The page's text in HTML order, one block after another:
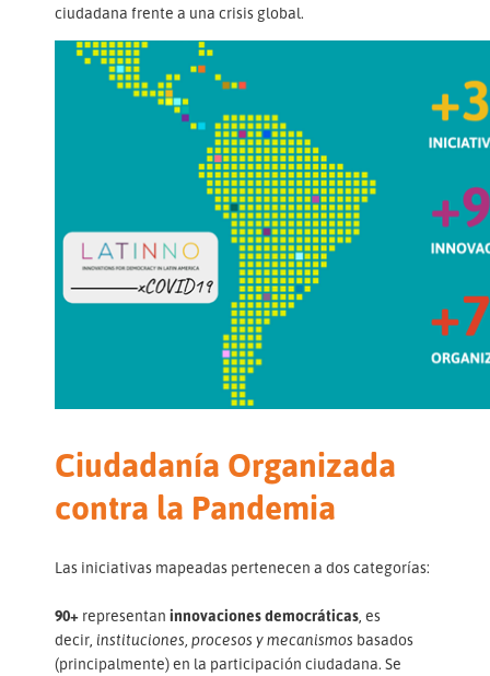
ciudadana frente a una crisis global.
Ciudadanía Organizada
contra la Pandemia
Las iniciativas mapeadas pertenecen a dos categorías:
90+ representan innovaciones democráticas , es
decir, instituciones, procesos y mecanismos basados
(principalmente) en la participación ciudadana. Se